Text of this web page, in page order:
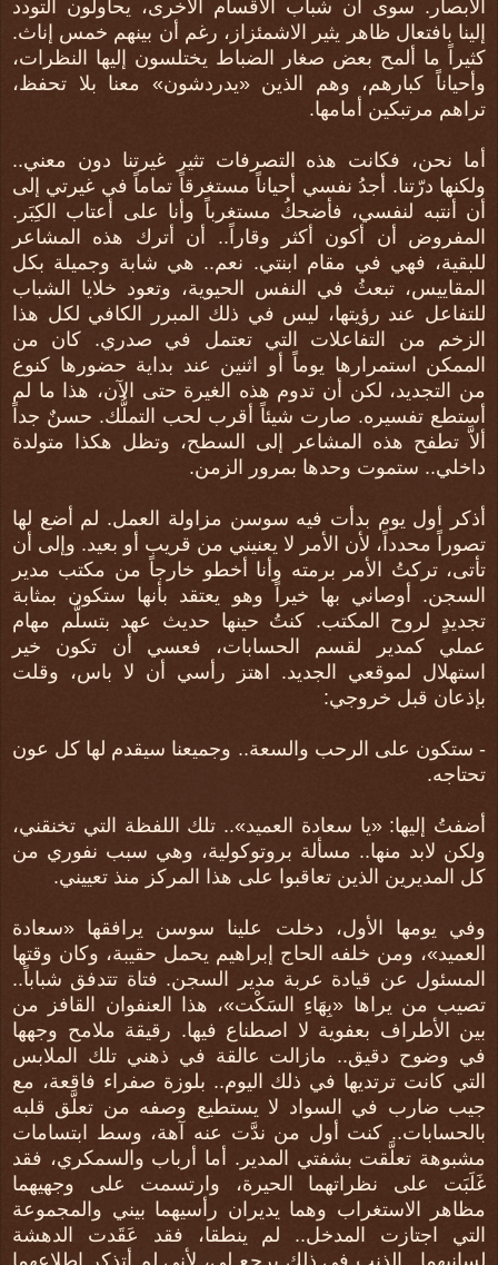
الأبصار. سوى أن شباب الأقسام الأخرى، يحاولون التودد
إلينا بافتعال ظاهر يثير الاشمئزاز، رغم أن بينهم خمس إناث.
كثيراً ما ألمح بعض صغار الضباط يختلسون إليها النظرات،
وأحياناً كبارهم، وهم الذين «يدردشون» معنا بلا تحفظ،
تراهم مرتبكين أمامها.
أما نحن، فكانت هذه التصرفات تثير غيرتنا دون معني..
ولكنها درّتنا. أجدُ نفسي أحياناً مستغرقاً تماماً في غيرتي إلى
أن أنتبه لنفسي، فأضحكُ مستغرباً وأنا على أعتاب الكِبَر.
المفروض أن أكون أكثر وقاراً.. أن أترك هذه المشاعر
للبقية، فهي في مقام ابنتي. نعم.. هي شابة وجميلة بكل
المقاييس، تبعثُ في النفس الحيوية، وتعود خلايا الشباب
للتفاعل عند رؤيتها، ليس في ذلك المبرر الكافي لكل هذا
الزخم من التفاعلات التي تعتمل في صدري. كان من
الممكن استمرارها يوماً أو اثنين عند بداية حضورها كنوع
من التجديد، لكن أن تدوم هذه الغيرة حتى الآن، هذا ما لم
أستطع تفسيره. صارت شيئاً أقرب لحب التملُّك. حسنٌ جداً
ألاَّ تطفح هذه المشاعر إلى السطح، وتظل هكذا متولدة
داخلي.. ستموت وحدها بمرور الزمن.
أذكر أول يوم بدأت فيه سوسن مزاولة العمل. لم أضع لها
تصوراً محدداً، لأن الأمر لا يعنيني من قريب أو بعيد. وإلى أن
تأتى، تركتُ الأمر برمته وأنا أخطو خارجاً من مكتب مدير
السجن. أوصاني بها خيراً وهو يعتقد بأنها ستكون بمثابة
تجديدٍ لروح المكتب. كنتُ حينها حديث عهد بتسلُّم مهام
عملي كمدير لقسم الحسابات، فعسي أن تكون خير
استهلال لموقعي الجديد. اهتز رأسي أن لا باس، وقلت
بإذعان قبل خروجي:
- ستكون على الرحب والسعة.. وجميعنا سيقدم لها كل عون
تحتاجه.
أضفتُ إليها: «يا سعادة العميد».. تلك اللفظة التي تخنقني،
ولكن لابد منها.. مسألة بروتوكولية، وهي سبب نفوري من
كل المديرين الذين تعاقبوا على هذا المركز منذ تعييني.
وفي يومها الأول، دخلت علينا سوسن يرافقها «سعادة
العميد»، ومن خلفه الحاج إبراهيم يحمل حقيبة، وكان وقتها
المسئول عن قيادة عربة مدير السجن. فتاة تتدفق شباباً..
تصيب من يراها «بِهَاءِ السَكْت»، هذا العنفوان القافز من
بين الأطراف بعفوية لا اصطناع فيها. رقيقة ملامح وجهها
في وضوح دقيق.. مازالت عالقة في ذهني تلك الملابس
التي كانت ترتديها في ذلك اليوم.. بلوزة صفراء فاقعة، مع
جيب ضارب في السواد لا يستطيع وصفه من تعلَّق قلبه
بالحسابات.. كنت أول من ندَّت عنه آهة، وسط ابتسامات
مشبوهة تعلَّقت بشفتي المدير. أما أرباب والسمكري، فقد
غَلَبَت على نظراتهما الحيرة، وارتسمت على وجهيهما
مظاهر الاستغراب وهما يديران رأسيهما بيني والمجموعة
التي اجتازت المدخل.. لم ينطقا، فقد عَقَدت الدهشة
لسانيهما.. الذنب في ذلك يرجع لي، لأني لم أتذكر إطلاعهما